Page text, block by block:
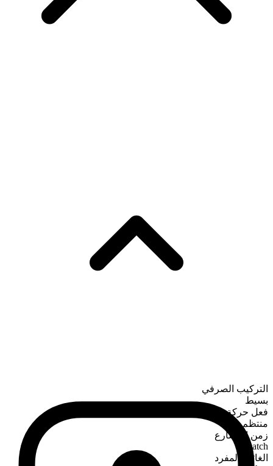
التركيب الصرفي
بسيط
فعل حركة
منتظم
زمن المضارع
watch
الغائب المفرد